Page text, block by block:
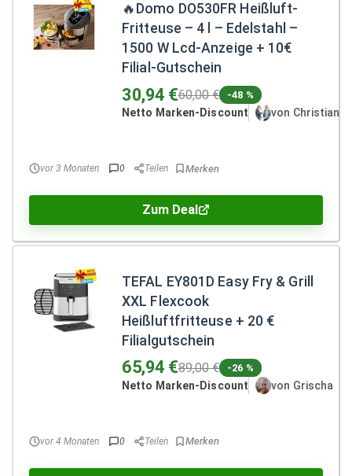
🔥Domo DO530FR Heißluft-
Fritteuse – 4 l – Edelstahl –
1500 W Lcd-Anzeige + 10€
Filial-Gutschein
30,94 €60,00 € -48 %
Netto Marken-Discount von Christian
vor 3 Monaten 0 Teilen
Zum Deal
TEFAL EY801D Easy Fry & Grill
XXL Flexcook
Heißluftfritteuse + 20 €
Filialgutschein
65,94 €89,00 € -26 %
Netto Marken-Discount von Grischa
vor 4 Monaten 0 Teilen